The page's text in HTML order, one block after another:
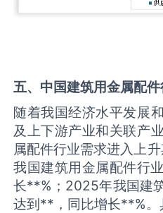
五、中国建筑用金属配件
随着我国经济水平发展
及上下游产业和关联产
属配件行业需求进入上
我国建筑用金属配件行
长**%；2025年我国建
达到**，同比增长**%。